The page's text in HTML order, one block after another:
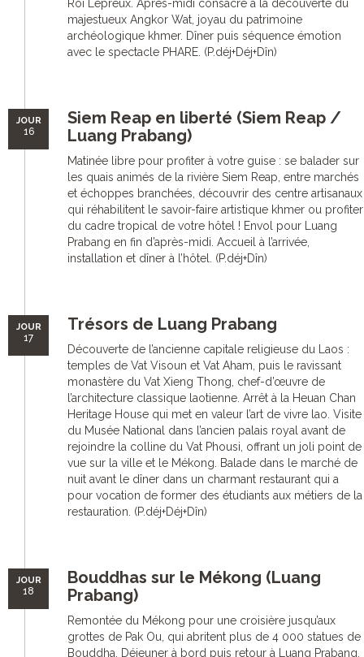
Roi Lépreux. Après-midi consacré à la découverte du
majestueux Angkor Wat, joyau du patrimoine
archéologique khmer. Dîner puis séquence émotion
avec le spectacle PHARE. (P.déj+Déj+Dîn)
JOUR
16
Siem Reap en liberté (Siem Reap /
Luang Prabang)
Matinée libre pour profiter à votre guise : se balader sur
les quais animés de la rivière Siem Reap, entre marchés
et échoppes branchées, découvrir des centre artisanaux
qui réhabilitent le savoir-faire artistique khmer ou profiter
du cadre tropical de votre hôtel ! Envol pour Luang
Prabang en fin d’après-midi. Accueil à l’arrivée,
installation et dîner à l’hôtel. (P.déj+Dîn)
JOUR
17
Trésors de Luang Prabang
Découverte de l’ancienne capitale religieuse du Laos :
temples de Vat Visoun et Vat Aham, puis le ravissant
monastère du Vat Xieng Thong, chef-d’œuvre de
l’architecture classique laotienne. Arrêt à la Heuan Chan
Heritage House qui met en valeur l’art de vivre lao. Visite
du Musée National dans l’ancien palais royal avant de
rejoindre la colline du Vat Phousi, offrant un joli point de
vue sur la ville et le Mékong. Balade dans le marché de
nuit avant le dîner dans un charmant restaurant qui a
pour vocation de former des étudiants aux métiers de la
restauration. (P.déj+Déj+Dîn)
JOUR
18
Bouddhas sur le Mékong (Luang
Prabang)
Remontée du Mékong pour une croisière jusqu’aux
grottes de Pak Ou, qui abritent plus de 4 000 statues de
Bouddha. Déjeuner à bord puis retour à Luang Prabang.